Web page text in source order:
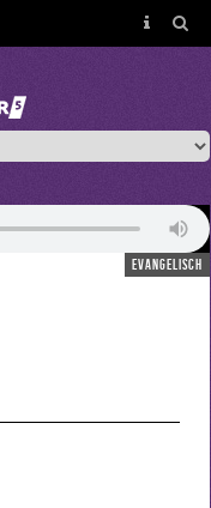
evangelisch